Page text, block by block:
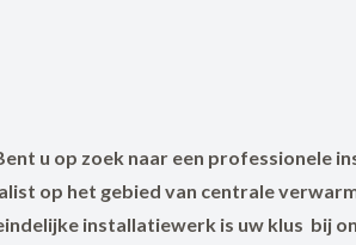
u op zoek naar een professionele
op het gebied van centrale
installatiewerk is uw klus bij